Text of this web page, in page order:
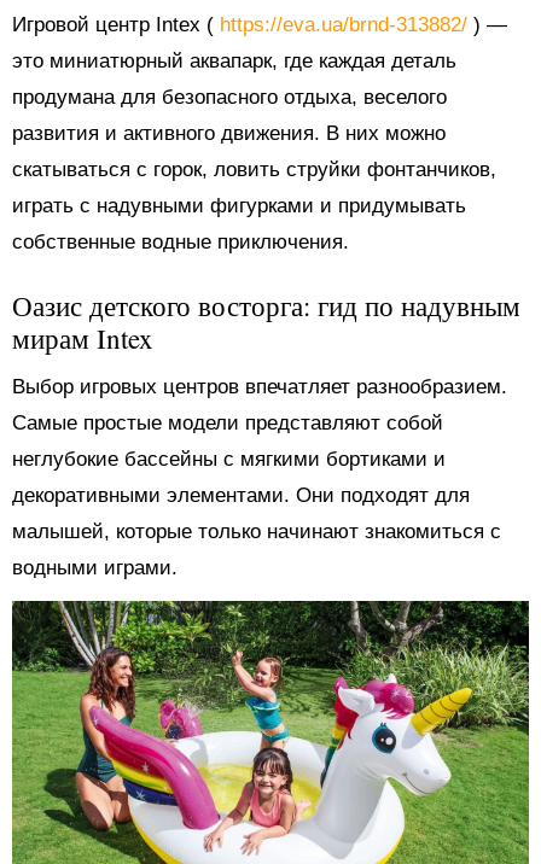
Игровой центр Intex ( https://eva.ua/brnd-313882/ ) —
это миниатюрный аквапарк, где каждая деталь
продумана для безопасного отдыха, веселого
развития и активного движения. В них можно
скатываться с горок, ловить струйки фонтанчиков,
играть с надувными фигурками и придумывать
собственные водные приключения.
Оазис детского восторга: гид по надувным
мирам Intex
Выбор игровых центров впечатляет разнообразием.
Самые простые модели представляют собой
неглубокие бассейны с мягкими бортиками и
декоративными элементами. Они подходят для
малышей, которые только начинают знакомиться с
водными играми.